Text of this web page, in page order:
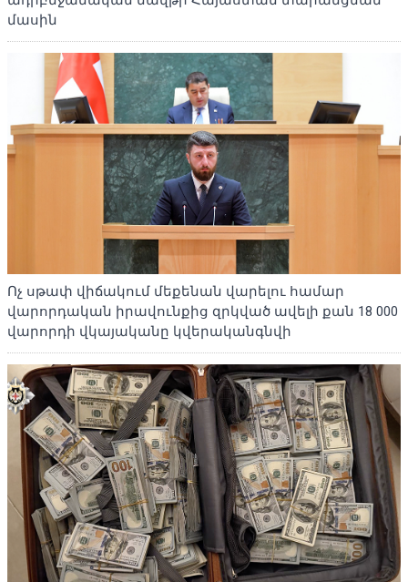
մասին
Ոչ սթափ վիճակում մեքենան վարելու համար
վարորդական իրավունքից զրկված ավելի քան 18 000
վարորդի վկայականը կվերականգնվի